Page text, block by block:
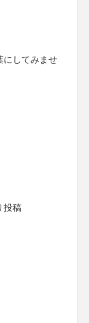
にしてみませ
投稿